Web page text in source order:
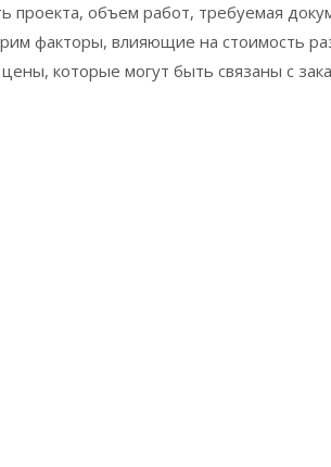
проекта, объем работ, требуемая
факторы, влияющие на стоимость
которые могут быть связаны с